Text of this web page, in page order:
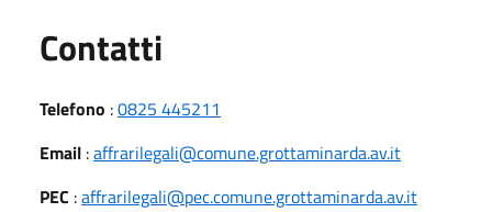
Contatti
Telefono :0825 445211
Email :affrarilegali@comune.grottaminarda.av.it
PEC :affrarilegali@pec.comune.grottaminarda.av.it